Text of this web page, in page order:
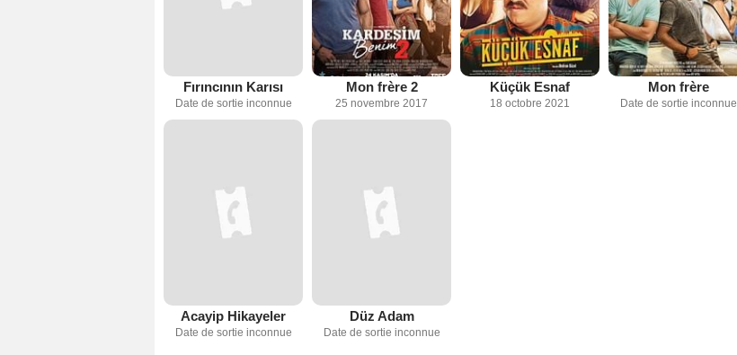
Fırıncının Karısı
Date de sortie inconnue
Mon frère 2
25 novembre 2017
Küçük Esnaf
18 octobre 2021
Mon frère
Date de sortie inconnue
Acayip Hikayeler
Date de sortie inconnue
Düz Adam
Date de sortie inconnue